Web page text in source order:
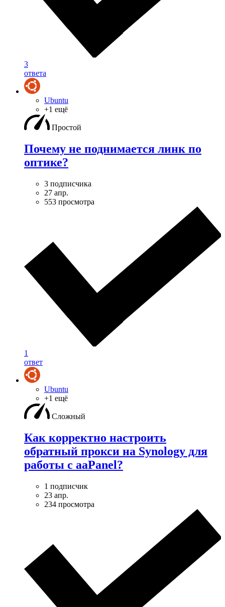
3
ответа
Ubuntu
+1 ещё
Простой
Почему не поднимается линк по
оптике?
3 подписчика
27 апр.
553 просмотра
1
ответ
Ubuntu
+1 ещё
Сложный
Как корректно настроить
обратный прокси на Synology для
работы с aaPanel?
1 подписчик
23 апр.
234 просмотра